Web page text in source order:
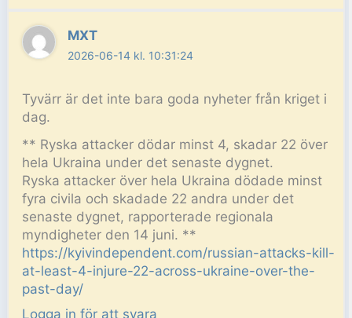
MXT
2026-06-14 kl. 10:31:24
Tyvärr är det inte bara goda nyheter från kriget i
dag.
** Ryska attacker dödar minst 4, skadar 22 över
hela Ukraina under det senaste dygnet.
Ryska attacker över hela Ukraina dödade minst
fyra civila och skadade 22 andra under det
senaste dygnet, rapporterade regionala
myndigheter den 14 juni. **
https://kyivindependent.com/russian-attacks-kill-
at-least-4-injure-22-across-ukraine-over-the-
past-day/
Logga in för att svara